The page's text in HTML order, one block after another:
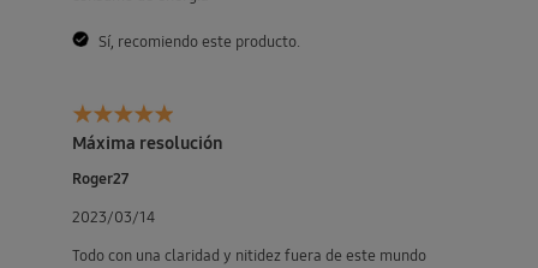
Sí, recomiendo este producto.
Máxima resolución
Roger27
2023/03/14
Todo con una claridad y nitidez fuera de este mundo